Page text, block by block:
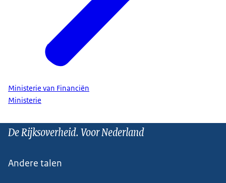
Ministerie van Financiën
Ministerie
De Rijksoverheid. Voor Nederland
Andere talen